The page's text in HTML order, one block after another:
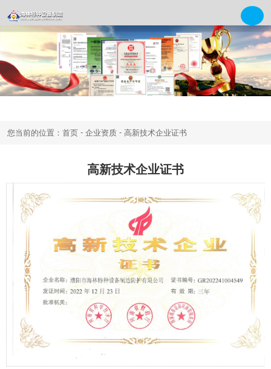
您当前的位置：首页 - 企业资质 - 高新技术企业证书
高新技术企业证书